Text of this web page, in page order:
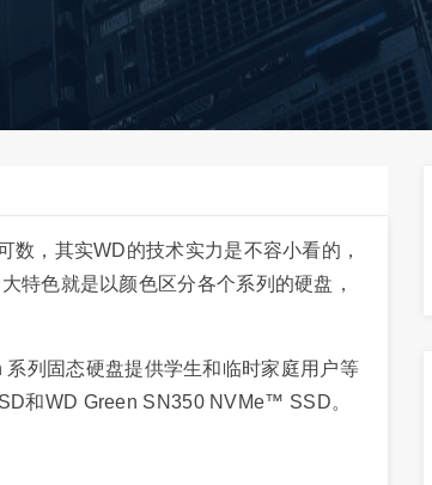
，其实WD的技术实力是不容小看的，
特色就是以颜色区分各个系列的硬盘，
列固态硬盘提供学生和临时家庭用户等
和WD Green SN350 NVMe™ SSD。